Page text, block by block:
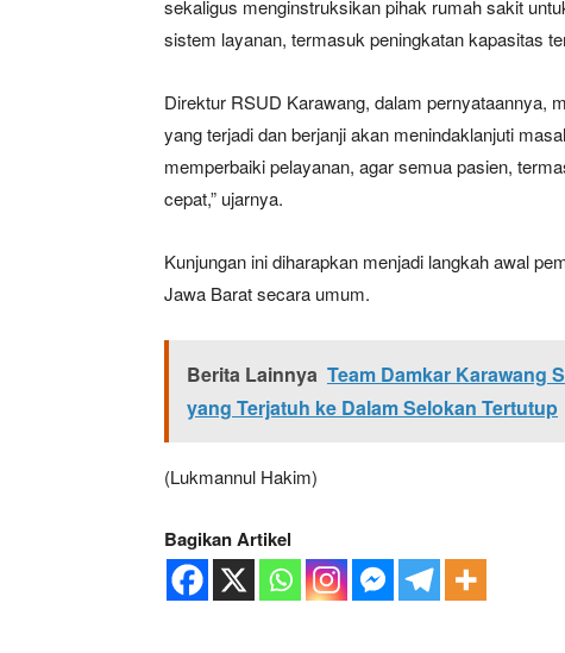
News
Magazine
sekaligus menginstruksikan pihak rumah sakit
sistem layanan, termasuk peningkatan kapasitas
Direktur RSUD Karawang, dalam pernyataannya,
yang terjadi dan berjanji akan menindaklanjuti
memperbaiki pelayanan, agar semua pasien,
cepat,” ujarnya.
Kunjungan ini diharapkan menjadi langkah awal
Jawa Barat secara umum.
Berita Lainnya Team Damkar Karawang
yang Terjatuh ke Dalam Selokan Tertutup
(Lukmannul Hakim)
Bagikan Artikel